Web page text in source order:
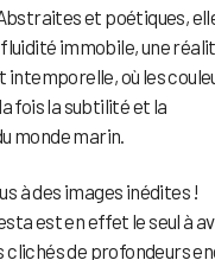
et poétiques,
immobile, une
intemporelle, où les
fois la subtilité et la
monde marin.
à des images inédites !
est en effet le seul à
de profondeurs